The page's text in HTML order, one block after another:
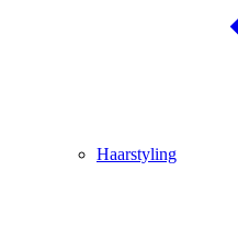
Haarstyling